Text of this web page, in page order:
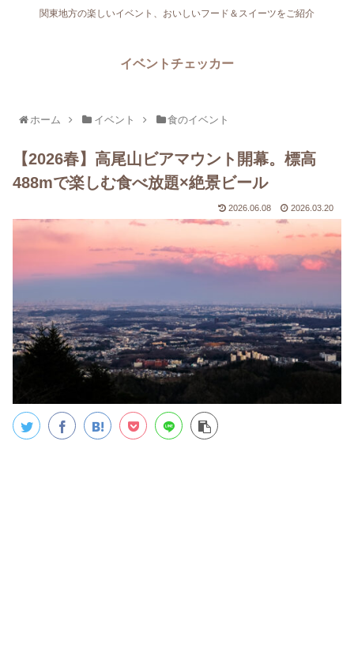
関東地方の楽しいイベント、おいしいフード＆スイーツをご紹介
イベントチェッカー
ホーム イベント 食のイベント
【2026春】高尾山ビアマウント開幕。標高
488mで楽しむ食べ放題×絶景ビール
2026.06.08 2026.03.20